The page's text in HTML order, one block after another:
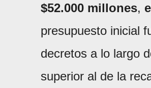
$52.000 millones,
presupuesto inicial
decretos a lo largo
superior al de la